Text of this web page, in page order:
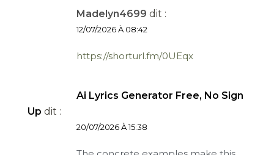
Madelyn4699 dit :
12/07/2026 À 08:42
https://shorturl.fm/0UEqx
Ai Lyrics Generator Free, No Sign
Up dit :
20/07/2026 À 15:38